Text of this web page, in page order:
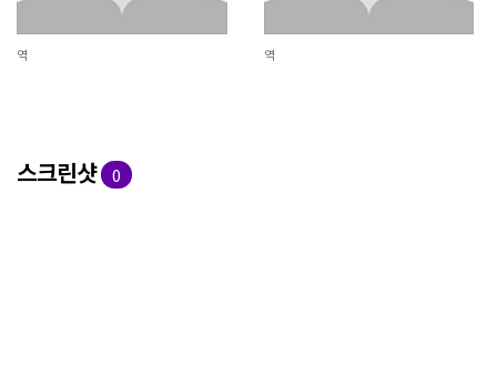
역 역
스크린샷 0